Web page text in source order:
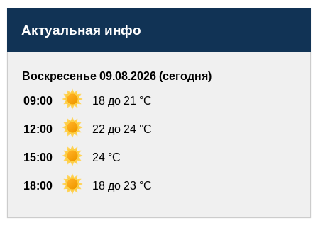
Актуальная инфо
Воскресенье 09.08.2026 (сегодня)
09:00 18 до 21 °C
12:00 22 до 24 °C
15:00 24 °C
18:00 18 до 23 °C